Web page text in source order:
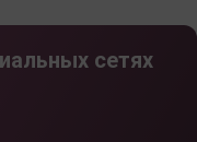
сетях